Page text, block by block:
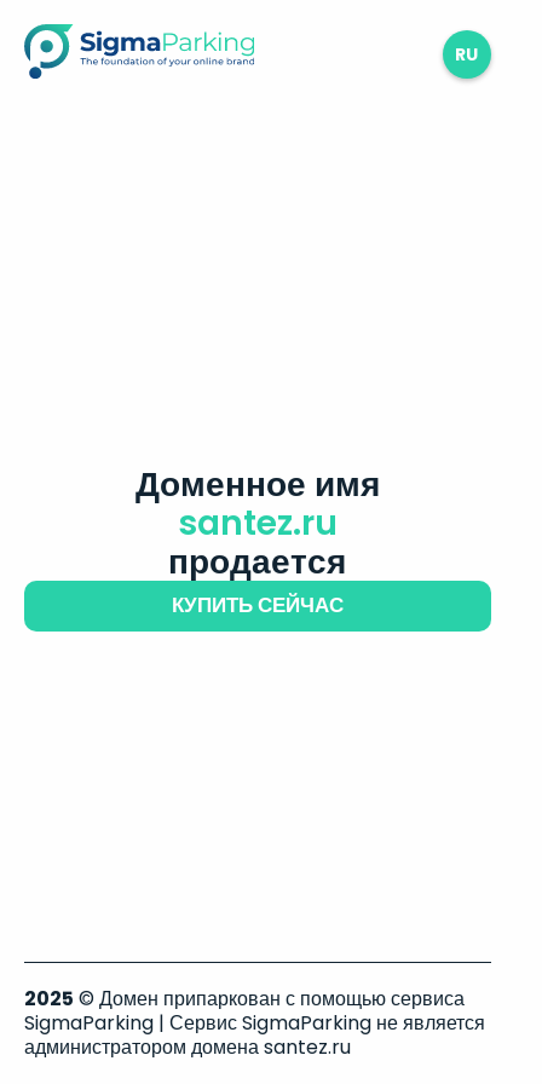
RU
Доменное имя
santez.ru
продается
КУПИТЬ СЕЙЧАС
2025 © Домен припаркован с помощью сервиса
SigmaParking | Сервис SigmaParking не является
администратором домена santez.ru